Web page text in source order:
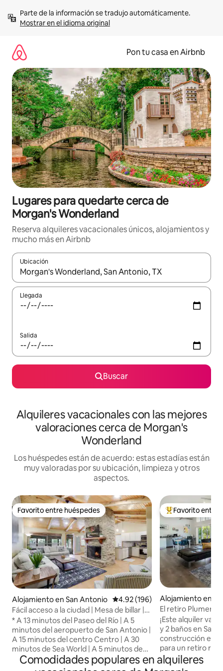
contenidoMostrar en el idioma original
Pon tu casa en Airbnb
Lugares para quedarte cerca de
Morgan's Wonderland
Reserva alquileres vacacionales únicos, alojamientos y
mucho más en Airbnb
Ubicación
Cuando los resultados estén disponibles, navega con las
Llegada
Salida
Buscar
Alquileres vacacionales con las mejores
valoraciones cerca de Morgan's
Wonderland
Los huéspedes están de acuerdo: estas estadías están
muy valoradas por su ubicación, limpieza y otros
aspectos.
Favorito entre huéspedes
Favorito entre huéspedes
Alojamiento en San Antonio Calificación promedio: 4.92 de
4.92 (196)
Fácil acceso a la ciudad | Mesa de billar |
W+D | 300 Mbps
* A 13 minutos del Paseo del Río | A 5
minutos del aeropuerto de San Antonio |
A 15 minutos del centro Centro | A 30
minutos de Sea World | A 5 minutos de
Morgan's Wonderland | Fácil acceso a la
I-410 y la autopista 281 * 1 habitación con
Favorito entre
Favorito entre
Alojamiento en
El retiro Plumeria
¡Este alquiler
y 2 baños en San
construcción es
para un retiro
amigos! Este alojamiento cuenta con
carga
Comodidades populares en alquileres